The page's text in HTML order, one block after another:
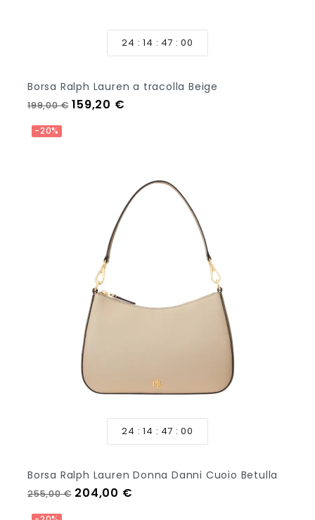
24 14 46 58
Borsa Ralph Lauren a tracolla Beige
Prezzo regolare
199,00 € Prezzo
159,20 €
-20%
24 14 46 58
Borsa Ralph Lauren Donna Danni Cuoio Betulla
Prezzo regolare
255,00 € Prezzo
204,00 €